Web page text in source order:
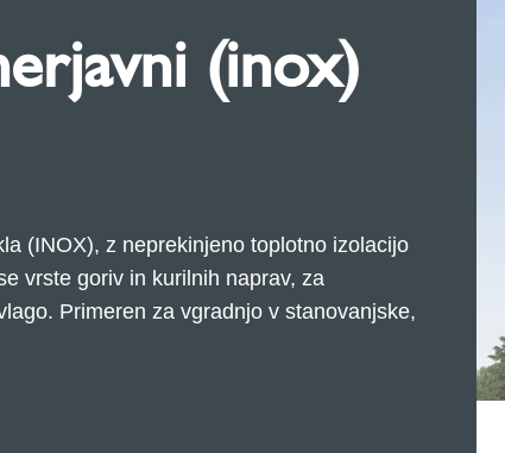
(inox)
(INOX), z neprekinjeno toplotno izolacijo
vrste goriv in kurilnih naprav, za
Primeren za vgradnjo v stanovanjske,